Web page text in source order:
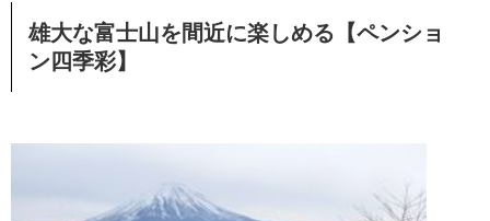
雄大な富士山を間近に楽しめる【ペンショ
ン四季彩】